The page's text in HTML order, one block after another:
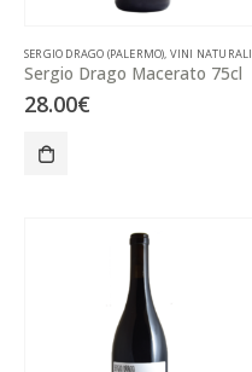
SERGIO DRAGO (PALERMO), VINI NATURALI
Sergio Drago Macerato 75cl
28.00€